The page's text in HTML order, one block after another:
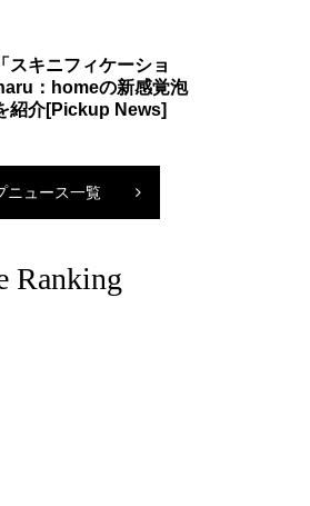
スキニフィケーショ
：homeの新感覚泡
紹介
ニュース一覧
Ranking